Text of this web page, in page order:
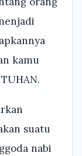
kamu
suatu
nabi